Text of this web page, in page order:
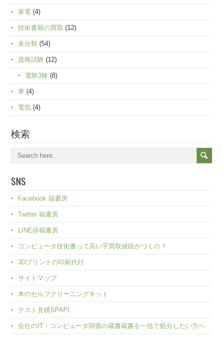
家電 (4)
技術書籍の買取 (12)
未分類 (54)
資格試験 (12)
電験3種 (8)
車 (4)
電気 (4)
検索
SNS
Facebook 福書房
Twitter 福書房
LINE@福書房
コンピュータ技術書って高い字買取値段がつくの？
3Dプリントの印刷代行
サイトマップ
本のセルフクリーニングキット
テスト見積SPAPI
会社のIT・コンピュータ関係の蔵書蔵書を一括で処分したい方へ